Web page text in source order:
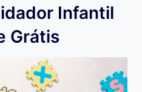
Infantil
Grátis